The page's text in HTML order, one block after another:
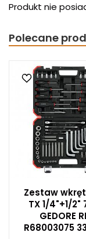
Produkt nie
Polecane
Zestaw
TX 1/4"+1/2"
GEDORE
R68003075